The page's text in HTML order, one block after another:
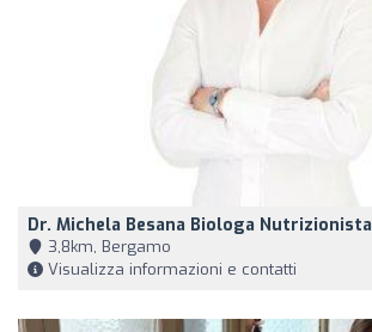
Dr. Michela Besana Biologa Nutrizionista
3,8km, Bergamo
Visualizza informazioni e contatti